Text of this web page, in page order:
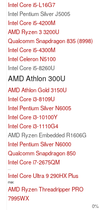
Intel Core i5-L16G7
Intel Pentium Silver J5005
Intel Core i5-4200M
AMD Ryzen 3 3200U
Qualcomm Snapdragon 835 (8998)
Intel Core i5-4300M
Intel Celeron N5100
Intel Core i5-8260U
AMD Athlon 300U
AMD Athlon Gold 3150U
Intel Core i3-8109U
Intel Pentium Silver N6005
Intel Core i3-10100Y
Intel Core i3-1110G4
AMD Ryzen Embedded R1606G
Intel Pentium Silver N6000
Qualcomm Snapdragon 850
Intel Core i7-2675QM
Intel Core Ultra 9 290HX Plus
max:
AMD Ryzen Threadripper PRO
7995WX
0%